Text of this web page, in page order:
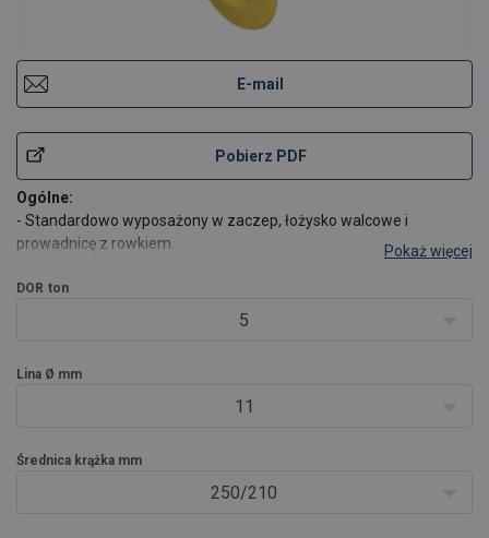
E-mail
Pobierz PDF
Ogólne:
- Standardowo wyposażony w zaczep, łożysko walcowe i
prowadnicę z rowkiem.
łącznie z zapadką bezpieczeństwa i zawleczką.
- Standardowo pomalowany na żółto (bez pasów).
Pokaż więcej
DOR ton
5
Lina Ø mm
11
Średnica krążka mm
250/210